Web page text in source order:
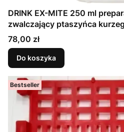
DRINK EX-MITE 250 ml
zwalczający ptaszyńca
Cena
78,00 zł
Do koszyka
Bestseller